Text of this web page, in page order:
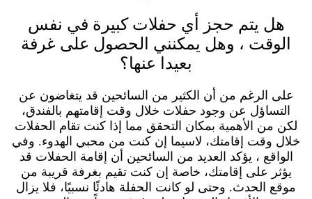
هل يتم حجز أي حفلات كبيرة في نفس
الوقت ، وهل يمكنني الحصول على غرفة
بعيدا عنها؟
على الرغم من أن الكثير من السائحين قد يتغاضون عن
التساؤل عن وجود حفلات خلال وقت إقامتهم بالفندق،
لكن من الأهمية بمكان التحقق مما إذا كنت تقام الحفلات
خلال وقت إقامتك، لاسيما إن كنت من محبي الهدوء. وفي
الواقع ، يؤكد العديد من السائحين أن إقامة الحفلات قد
يؤثر على إقامتك، خاصة إن كنت تقيم بغرفة قريبة من
موقع الحدث. وحتى لو كانت الحفلة هادئًا نسبيًا، فلا يزال